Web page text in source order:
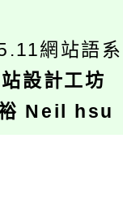
網站語
設計工坊
Neil hsu